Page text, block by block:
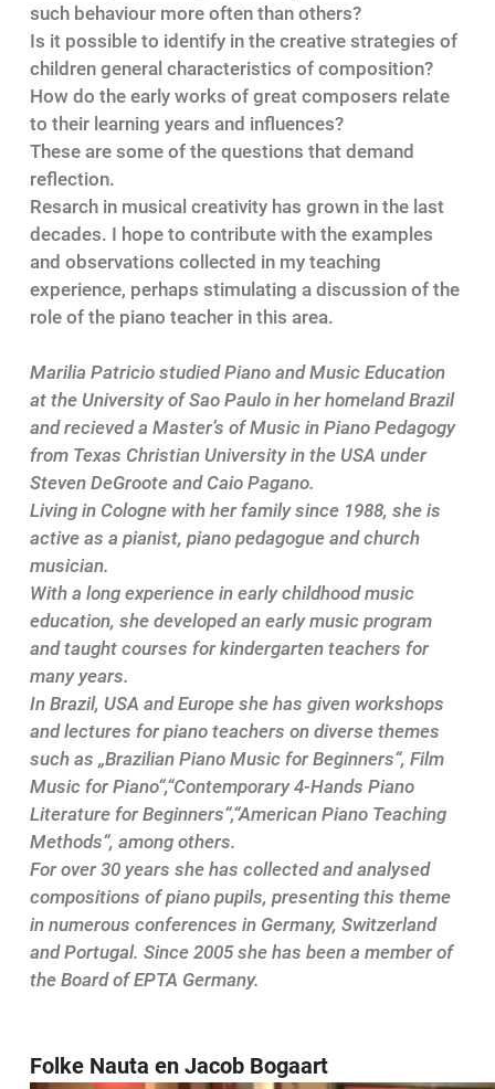
such behaviour more often than others?
Is it possible to identify in the creative strategies of
children general characteristics of composition?
How do the early works of great composers relate
to their learning years and influences?
These are some of the questions that demand
reflection.
Resarch in musical creativity has grown in the last
decades. I hope to contribute with the examples
and observations collected in my teaching
experience, perhaps stimulating a discussion of the
role of the piano teacher in this area.
Marilia Patricio studied Piano and Music Education
at the University of Sao Paulo in her homeland Brazil
and recieved a Master’s of Music in Piano Pedagogy
from Texas Christian University in the USA under
Steven DeGroote and Caio Pagano.
Living in Cologne with her family since 1988, she is
active as a pianist, piano pedagogue and church
musician.
With a long experience in early childhood music
education, she developed an early music program
and taught courses for kindergarten teachers for
many years.
In Brazil, USA and Europe she has given workshops
and lectures for piano teachers on diverse themes
such as „Brazilian Piano Music for Beginners“, Film
Music for Piano“,“Contemporary 4-Hands Piano
Literature for Beginners“,“American Piano Teaching
Methods“, among others.
For over 30 years she has collected and analysed
compositions of piano pupils, presenting this theme
in numerous conferences in Germany, Switzerland
and Portugal. Since 2005 she has been a member of
the Board of EPTA Germany.
Folke Nauta en Jacob Bogaart